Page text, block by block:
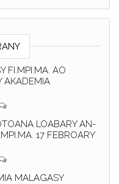
FI.MPI.MA. AO
AKADEMIA
LOABARY AN-
17 FEBROARY
MALAGASY